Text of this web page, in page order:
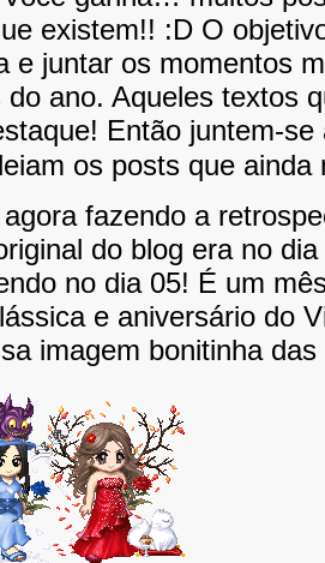
existem!! :D O
e juntar os momentos
do ano. Aqueles textos
Então juntem-
os posts que ainda
fazendo a
do blog era no
no dia 05! É um
e aniversário do
imagem bonitinha